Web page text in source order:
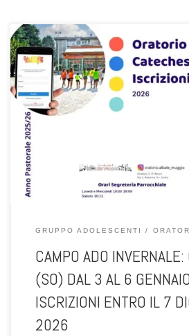
Guida per la registrazione alla piattaforma
organizzate in Oratorio Albate Muggio
GRUPPO ADOLESCENTI
CAMPO ADO INVERNALE:
(SO) DAL 3 AL 6
ISCRIZIONI ENTRO IL 7
2026